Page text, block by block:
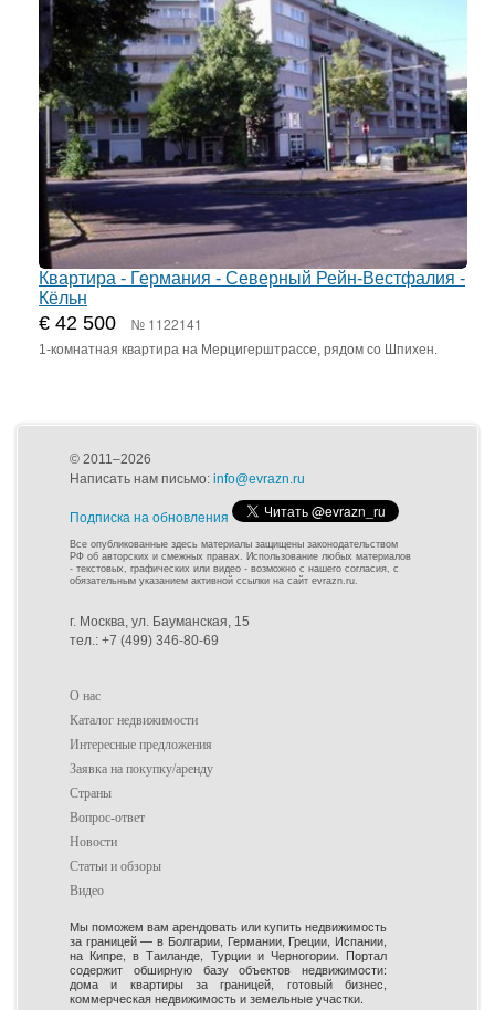
Квартира - Германия - Северный Рейн-Вестфалия -
Кёльн
€ 42 500 № 1122141
1-комнатная квартира на Мерцигерштрассе, рядом со Шпихен.
© 2011–2026
Написать нам письмо: info@evrazn.ru
Подписка на обновления
Все опубликованные здесь материалы защищены законодательством
РФ об авторских и смежных правах. Использование любых материалов
- текстовых, графических или видео - возможно с нашего согласия, с
обязательным указанием активной ссылки на сайт evrazn.ru.
г. Москва, ул. Бауманская, 15
тел.: +7 (499) 346-80-69
О нас
Каталог недвижимости
Интересные предложения
Заявка на покупку/аренду
Страны
Вопрос-ответ
Новости
Статьи и обзоры
Видео
Мы поможем вам арендовать или купить недвижимость
за границей — в Болгарии, Германии, Греции, Испании,
на Кипре, в Таиланде, Турции и Черногории. Портал
содержит обширную базу объектов недвижимости:
дома и квартиры за границей, готовый бизнес,
коммерческая недвижимость и земельные участки.